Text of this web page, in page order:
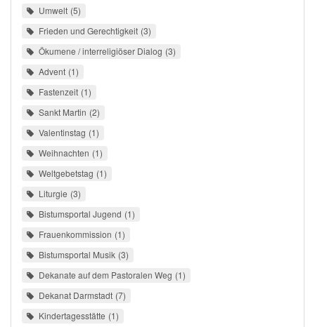
Umwelt 5
Frieden und Gerechtigkeit 3
Ökumene / interreligiöser Dialog 3
Advent 1
Fastenzeit 1
Sankt Martin 2
Valentinstag 1
Weihnachten 1
Weltgebetstag 1
Liturgie 3
Bistumsportal Jugend 1
Frauenkommission 1
Bistumsportal Musik 3
Dekanate auf dem Pastoralen Weg 1
Dekanat Darmstadt 7
Kindertagesstätte 1